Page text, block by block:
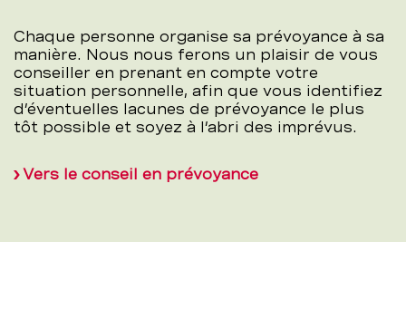
Chaque personne organise sa prévoyance à sa
manière. Nous nous ferons un plaisir de vous
conseiller en prenant en compte votre
situation personnelle, afin que vous identifiez
d’éventuelles lacunes de prévoyance le plus
tôt possible et soyez à l’abri des imprévus.
Vers le conseil en prévoyance